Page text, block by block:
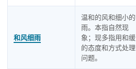
和风细雨
温和的风和细小的
雨。本指自然现
象；现多指用和缓
的态度和方式处理
问题。